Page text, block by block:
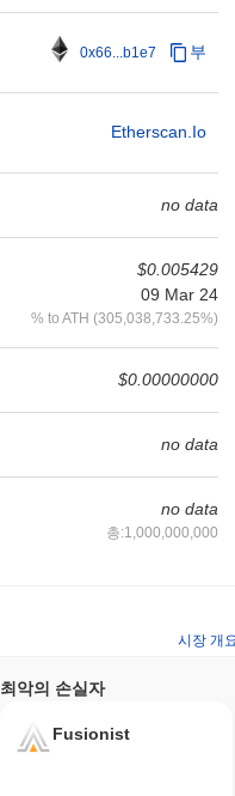
0x66...b1e7 부
Etherscan.io
no data
$0.005429
09 Mar 24
% to ATH (305,038,733.25%)
$0.00000000
no data
no data
총:1,000,000,000
시장 개
최악의 손실자
Fusionist